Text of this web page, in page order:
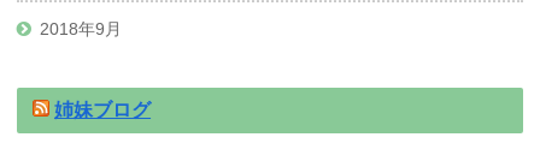
2018年9月
姉妹ブログ